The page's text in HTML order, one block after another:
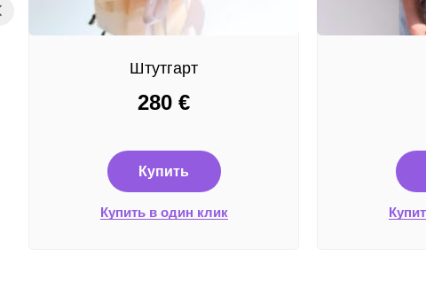
Штутгарт
280 €
Купить
Купить в один клик